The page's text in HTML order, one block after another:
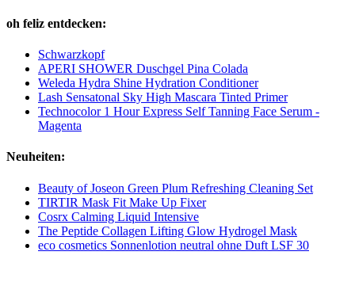
oh feliz entdecken:
Schwarzkopf
APERI SHOWER Duschgel Pina Colada
Weleda Hydra Shine Hydration Conditioner
Lash Sensatonal Sky High Mascara Tinted Primer
Technocolor 1 Hour Express Self Tanning Face Serum -
Magenta
Neuheiten:
Beauty of Joseon Green Plum Refreshing Cleaning Set
TIRTIR Mask Fit Make Up Fixer
Cosrx Calming Liquid Intensive
The Peptide Collagen Lifting Glow Hydrogel Mask
eco cosmetics Sonnenlotion neutral ohne Duft LSF 30